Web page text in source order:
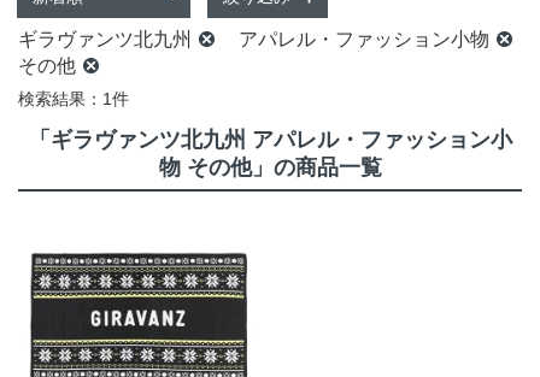
ギラヴァンツ北九州
アパレル・ファッション小物
その他
検索結果：1件
「ギラヴァンツ北九州 アパレル・ファッション小
物 その他」の商品一覧